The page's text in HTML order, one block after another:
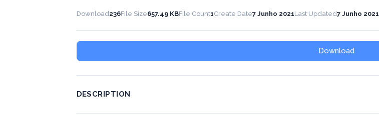
Download236File Size657.49 KBFile Count1Create Date7 Junho 2021Last Updated7 Junho 2021
Download
DESCRIPTION